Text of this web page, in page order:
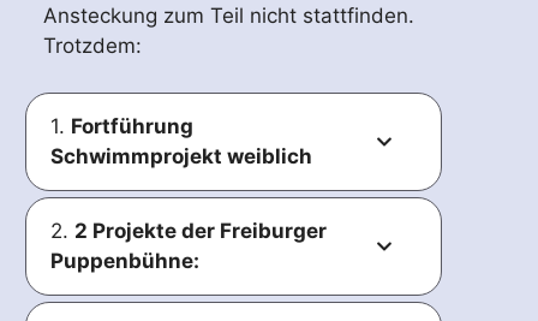
Ansteckung zum Teil nicht stattfinden.
Trotzdem:
1. Fortführung
Schwimmprojekt weiblich
2. 2 Projekte der Freiburger
Puppenbühne: